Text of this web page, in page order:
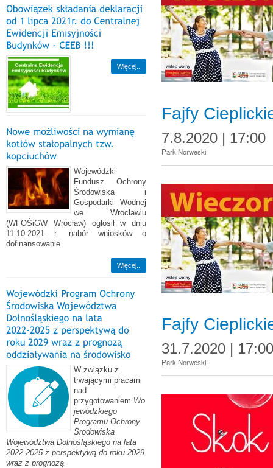
Więcej..
Wojewódzki
Fundusz Ochrony
Środowiska i
Gospodarki Wodnej
we Wrocławiu
(WFOŚiGW Wrocław) ogłosił w dniu
11.10.2021 r. nabór wniosków o
dofinansowanie
Więcej..
W związku z
trwającymi pracami
nad
przygotowaniem Wo
jewódzkiego
Programu Ochrony
Środowiska
Województwa Dolnośląskiego na lata
2022-2025 z perspektywą do roku 2029
wraz z prognozą
Fajfy
7.8.2020 | 17:00
Park Norweski
Fajfy
31.7.2020 | 17:00
Park Norweski